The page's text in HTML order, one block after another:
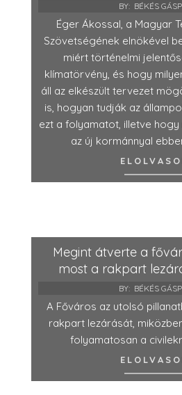
BY: BÉKÉS
Éger Ákossal, a Magyar
Szövetségének elnökével
miért történelmi
klímatörvény, és hogy
áll az elkészült tervezet
is, hogyan tudják az
ezt a folyamatot, illetve
az új kormánnyal
Megint átverte a
most a rakpart
BY: BÉKÉS
A Főváros az utolsó
rakpart lezárását,
folyamatosan a